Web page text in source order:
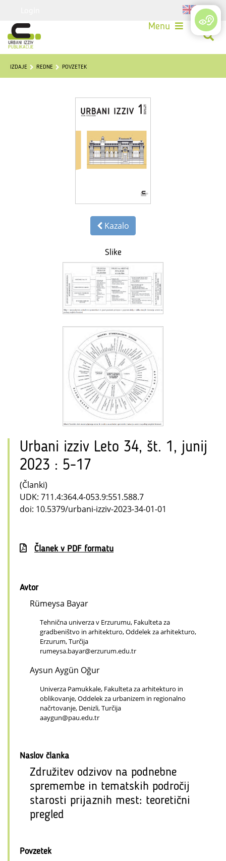
Menu
IZDAJE REDNE POVZETEK
Kazalo
Slike
Urbani izziv Leto 34, št. 1, junij
2023 : 5-17
(Članki)
UDK: 711.4:364.4-053.9:551.588.7
doi: 10.5379/urbani-izziv-2023-34-01-01
Članek v PDF formatu
Avtor
Rümeysa Bayar
Tehnična univerza v Erzurumu, Fakulteta za
gradbeništvo in arhitekturo, Oddelek za arhitekturo,
Erzurum, Turčija
rumeysa.bayar@erzurum.edu.tr
Aysun Aygün Oğur
Univerza Pamukkale, Fakulteta za arhitekturo in
oblikovanje, Oddelek za urbanizem in regionalno
načrtovanje, Denizli, Turčija
aaygun@pau.edu.tr
Naslov članka
Združitev odzivov na podnebne
spremembe in tematskih področij
starosti prijaznih mest: teoretični
pregled
Povzetek